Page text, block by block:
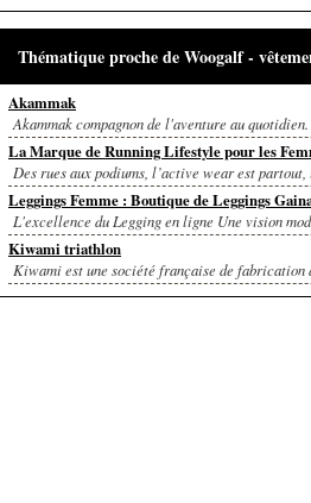
Thématique proche de Woogalf -
Akammak
Akammak compagnon de l'aventure au
La Marque de Running Lifestyle pour les
Des rues aux podiums, l’active wear est
Leggings Femme : Boutique de Leggings
L'excellence du Legging en ligne Une vision
Kiwami triathlon
Kiwami est une société française de fabrication